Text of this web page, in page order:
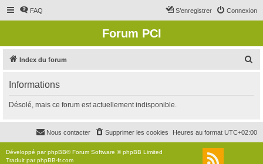
FAQ Connexion
S’enregistrer
Forum PCI
Index du forum
r
c
Informations
Désolé, mais ce forum est actuellement indisponible.
Heures au format UTC+02:00
Supprimer les cookies
Nous contacter
Développé parphpBB® Forum Software © phpBB Limited
Traduit parphpBB-fr.com